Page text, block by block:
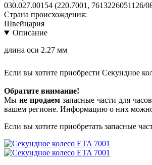
030.027.00154 (220.7001, 7613226051126/
Страна происхождения:
Швейцария
Описание
длина оси 2.27 мм
Если вы хотите приобрести Секундное
Обратите внимание!
Мы не продаемзапасные части для
вашем регионе. Информацию о них можно
Если вы хотите приобретать запасные